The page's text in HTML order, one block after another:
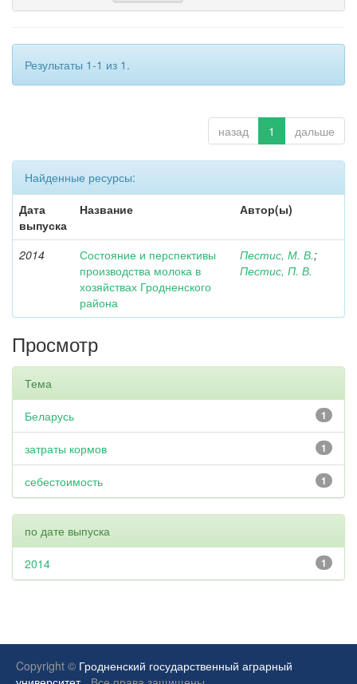
Результаты 1-1 из 1.
назад 1 дальше
Найденные ресурсы:
Дата
выпуска
Название Автор(ы)
2014
Состояние и перспективы
производства молока в
хозяйствах Гродненского
района
Пестис, М. В.;
Пестис, П. В.
Просмотр
Тема
1
Беларусь
1
затраты кормов
1
себестоимость
по дате выпуска
1
2014
Copyright © Гродненский государственный аграрный